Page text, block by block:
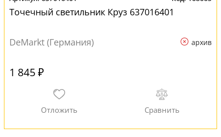
Точечный светильник Круз 637016401
DeMarkt (Германия) архив
1 845 ₽